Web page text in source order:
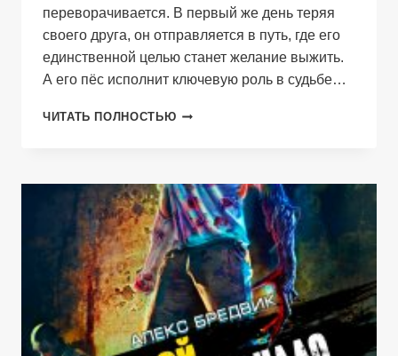
переворачивается. В первый же день теряя
своего друга, он отправляется в путь, где его
единственной целью станет желание выжить.
А его пёс исполнит ключевую роль в судьбе…
ЧИТАТЬ ПОЛНОСТЬЮ АМЕНТЕС
КНИГА
1.